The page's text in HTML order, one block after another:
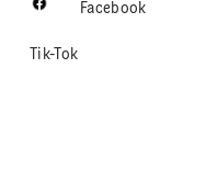
Facebook
Tik-Tok